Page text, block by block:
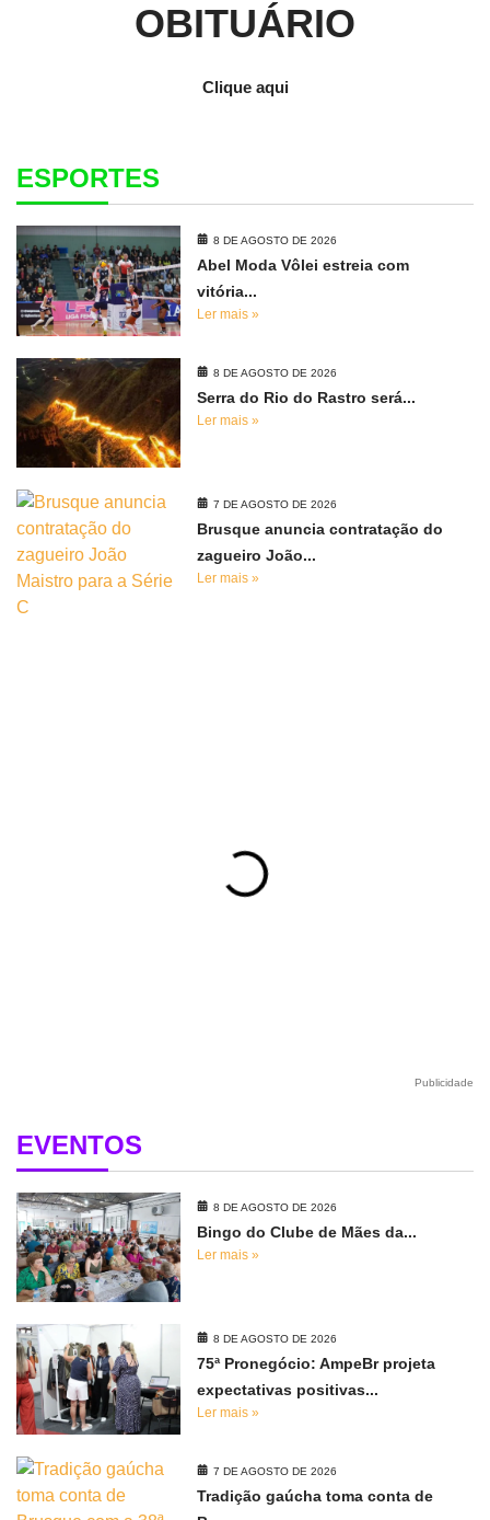
OBITUÁRIO
Clique aqui
ESPORTES
8 DE AGOSTO DE 2026
Abel Moda Vôlei estreia com
vitória...
Ler mais »
8 DE AGOSTO DE 2026
Serra do Rio do Rastro será...
Ler mais »
7 DE AGOSTO DE 2026
Brusque anuncia contratação do
zagueiro João...
Ler mais »
Publicidade
EVENTOS
8 DE AGOSTO DE 2026
Bingo do Clube de Mães da...
Ler mais »
8 DE AGOSTO DE 2026
75ª Pronegócio: AmpeBr projeta
expectativas positivas...
Ler mais »
7 DE AGOSTO DE 2026
Tradição gaúcha toma conta de